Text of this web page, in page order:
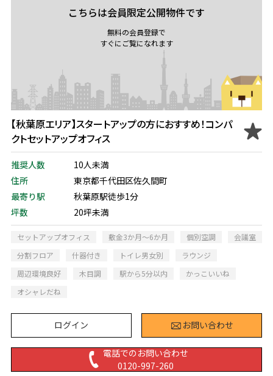
こちらは会員限定公開物件です
無料の会員登録で
すぐにご覧になれます
【秋葉原エリア】スタートアップの方におすすめ！コンパ
クトセットアップオフィス
推奨人数
10人未満
住所
東京都千代田区佐久間町
最寄り駅
秋葉原駅徒歩1分
坪数
20坪未満
セットアップオフィス 敷金3か月～6か月 個別空調
会議室
分割フロア
什器付き トイレ男女別
ラウンジ
周辺環境良好
木目調 駅から5分以内
かっこいいね
オシャレだね
ログイン お問い合わせ
電話でのお問い合わせ
0120-997-260